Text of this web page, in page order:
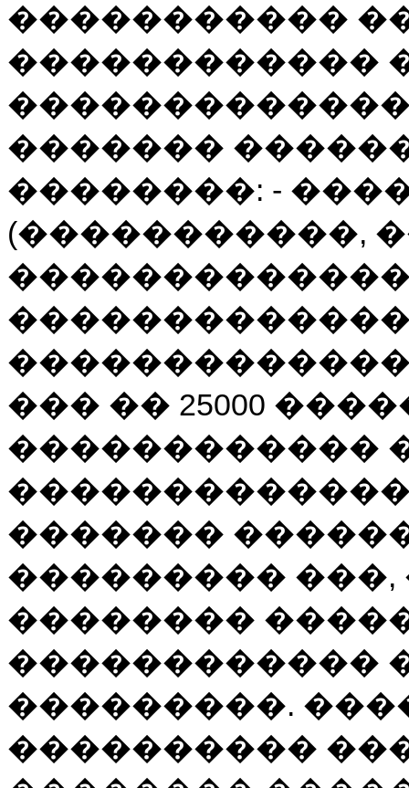
�����������
������������
�������
��������: -
(�����������,
��� �� 25000
������������
�������
��������� ���,
��������
������������
���������.
����������